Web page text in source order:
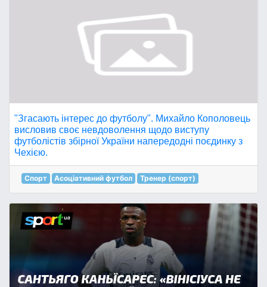
"Згасають інтерес до футболу". Михайло Кополовець
висловив своє невдоволення щодо виступу
футболістів збірної України напередодні поєдинку з
Чехією.
Спорт Асоціативний футбол Тренер (спорт)